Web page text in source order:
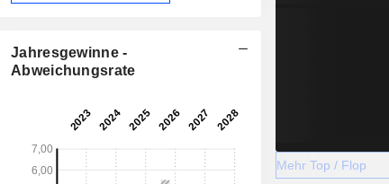
Jahresgewinne -
Abweichungsrate
Mehr Top / Flop